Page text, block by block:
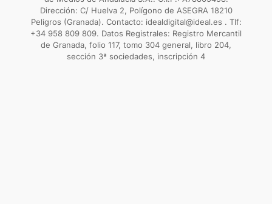
Dirección: C/ Huelva 2, Polígono de ASEGRA 18210
Peligros (Granada). Contacto: idealdigital@ideal.es . Tlf:
+34 958 809 809. Datos Registrales: Registro Mercantil
de Granada, folio 117, tomo 304 general, libro 204,
sección 3ª sociedades, inscripción 4